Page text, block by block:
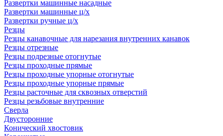
Развертки машинные насадные
Развертки машинные ц/х
Развертки ручные ц/х
Резцы
Резцы канавочные для нарезания внутренних канавок
Резцы отрезные
Резцы подрезные отогнутые
Резцы проходные прямые
Резцы проходные упорные отогнутые
Резцы проходные упорные прямые
Резцы расточные для сквозных отверстий
Резцы резьбовые внутренние
Сверла
Двусторонние
Конический хвостовик